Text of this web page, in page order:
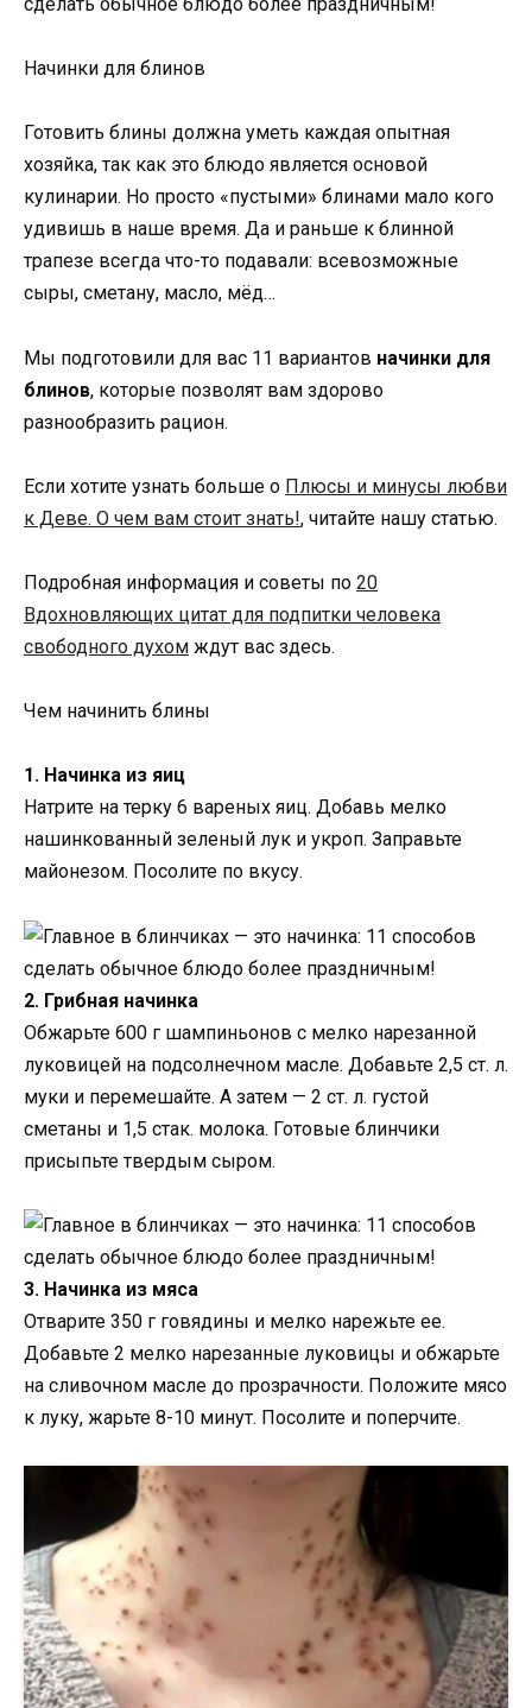
Начинки для блинов
Готовить блины должна уметь каждая опытная
хозяйка, так как это блюдо является основой
кулинарии. Но просто «пустыми» блинами мало кого
удивишь в наше время. Да и раньше к блинной
трапезе всегда что-то подавали: всевозможные
сыры, сметану, масло, мёд…
Мы подготовили для вас 11 вариантов начинки для
блинов, которые позволят вам здорово
разнообразить рацион.
Если хотите узнать больше о Плюсы и минусы любви
к Деве. О чем вам стоит знать!, читайте нашу статью.
Подробная информация и советы по 20
Вдохновляющих цитат для подпитки человека
свободного духом ждут вас здесь.
Чем начинить блины
1. Начинка из яиц
Натрите на терку 6 вареных яиц. Добавь мелко
нашинкованный зеленый лук и укроп. Заправьте
майонезом. Посолите по вкусу.
2. Грибная начинка
Обжарьте 600 г шампиньонов с мелко нарезанной
луковицей на подсолнечном масле. Добавьте 2,5 ст. л.
муки и перемешайте. А затем — 2 ст. л. густой
сметаны и 1,5 стак. молока. Готовые блинчики
присыпьте твердым сыром.
3. Начинка из мяса
Отварите 350 г говядины и мелко нарежьте ее.
Добавьте 2 мелко нарезанные луковицы и обжарьте
на сливочном масле до прозрачности. Положите мясо
к луку, жарьте 8-10 минут. Посолите и поперчите.